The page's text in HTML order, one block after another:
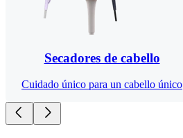
Secadores de cabello
Cuidado único para un cabello único